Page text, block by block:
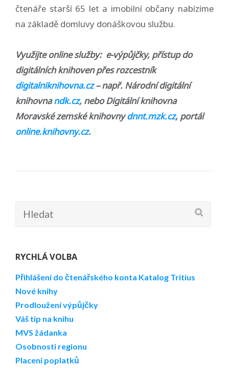
čtenáře starší 65 let a imobilní občany nabízíme
na základě domluvy donáškovou službu.
Využijte online služby: e-výpůjčky, přístup do
digitálních knihoven přes rozcestník
digitalniknihovna.cz– např. Národní digitální
knihovnandk.cz, nebo Digitální knihovna
Moravské zemské knihovnydnnt.mzk.cz, portál
online.knihovny.cz.
Hledat:
RYCHLÁ VOLBA
Přihlášení do čtenářského konta Katalog Tritius
Nové knihy
Prodloužení výpůjčky
Váš tip na knihu
MVS žádanka
Osobnosti regionu
Placení poplatků